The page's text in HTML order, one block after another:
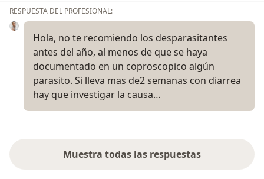
RESPUESTA DEL PROFESIONAL:
Hola, no te recomiendo los desparasitantes
antes del año, al menos de que se haya
documentado en un coproscopico algún
parasito. Si lleva mas de2 semanas con diarrea
hay que investigar la causa…
Muestra todas las respuestas